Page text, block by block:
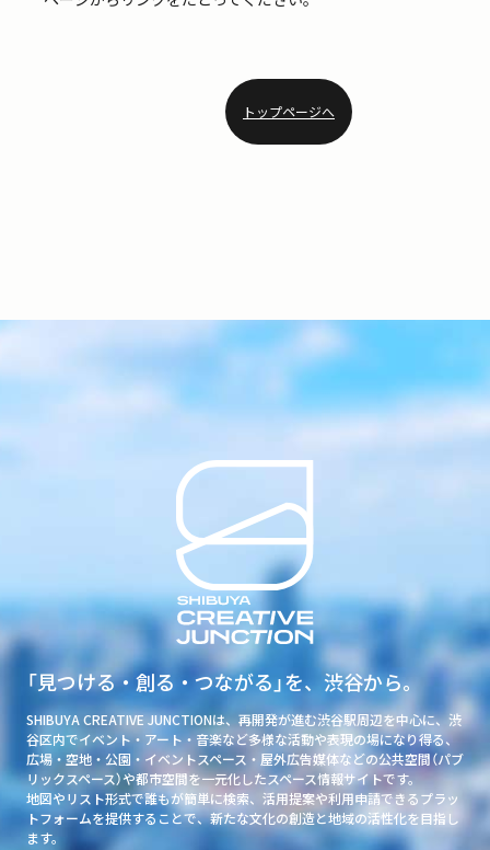
トップページへ
「見つける・創る・つながる」を、渋谷から。
SHIBUYA CREATIVE JUNCTIONは、再開発が進む渋谷駅周辺を中心に、渋
谷区内でイベント・アート・音楽など多様な活動や表現の場になり得る、
広場・空地・公園・イベントスペース・屋外広告媒体などの公共空間（パブ
リックスペース）や都市空間を一元化したスペース情報サイトです。
地図やリスト形式で誰もが簡単に検索、活用提案や利用申請できるプラッ
トフォームを提供することで、新たな文化の創造と地域の活性化を目指し
ます。